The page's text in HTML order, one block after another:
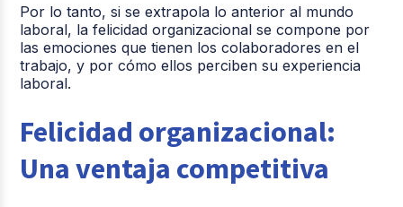
Por lo tanto, si se extrapola lo anterior al mundo
laboral, la felicidad organizacional se compone por
las emociones que tienen los colaboradores en el
trabajo, y por cómo ellos perciben su experiencia
laboral.
Felicidad organizacional:
Una ventaja competitiva